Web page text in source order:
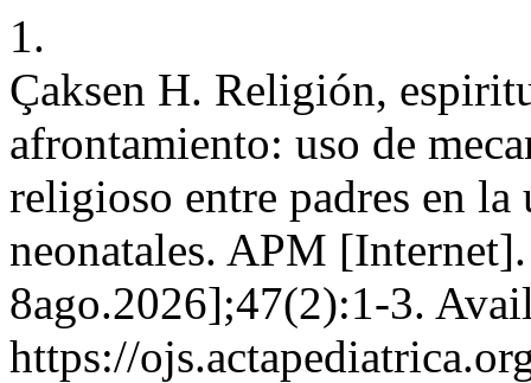
1.
Çaksen H. Religión,
afrontamiento: uso de
religioso entre padres en
neonatales. APM
8ago.2026];47(2):1-3.
https://